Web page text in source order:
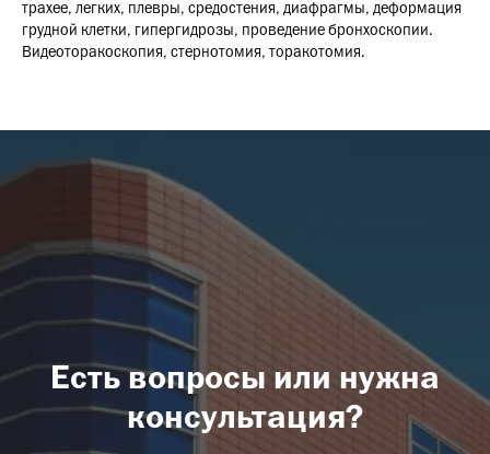
трахее, легких, плевры, средостения, диафрагмы, деформация
грудной клетки, гипергидрозы, проведение бронхоскопии.
Видеоторакоскопия, стернотомия, торакотомия.
Есть вопросы или нужна
консультация?